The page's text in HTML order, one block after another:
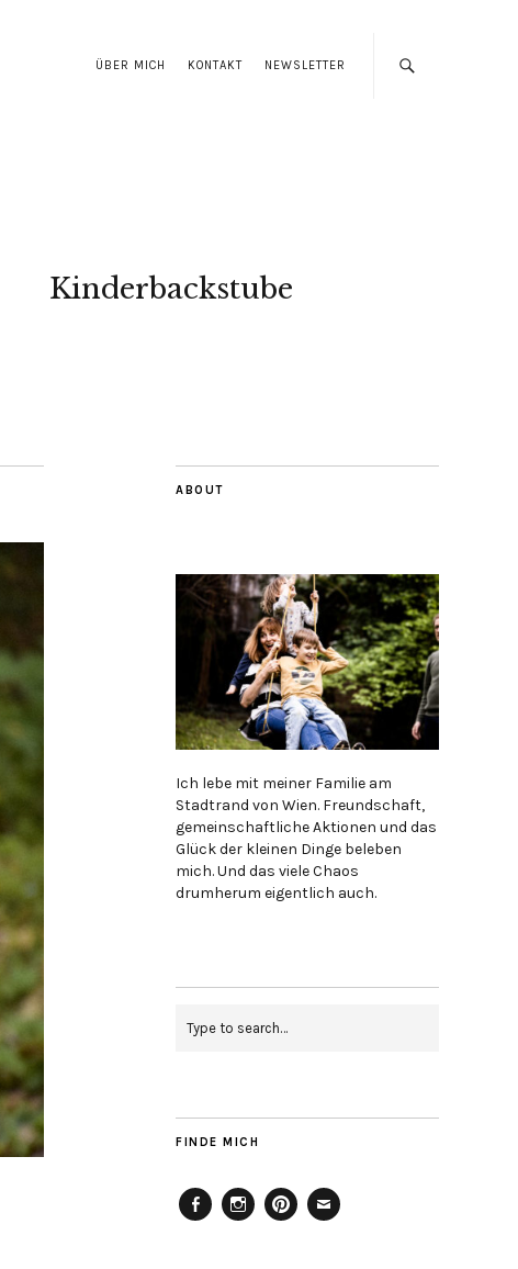
ÜBER MICH KONTAKT NEWSLETTER
Kinderbackstube
ABOUT
Ich lebe mit meiner Familie am
Stadtrand von Wien. Freundschaft,
gemeinschaftliche Aktionen und das
Glück der kleinen Dinge beleben
mich. Und das viele Chaos
drumherum eigentlich auch.
FINDE MICH